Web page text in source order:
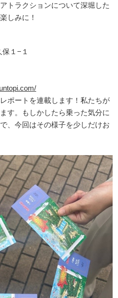
トラクションについて深堀した
しみに！
１−１
ポートを連載します！私たちが
す。もしかしたら乗った気分に
、今回はその様子を少しだけお